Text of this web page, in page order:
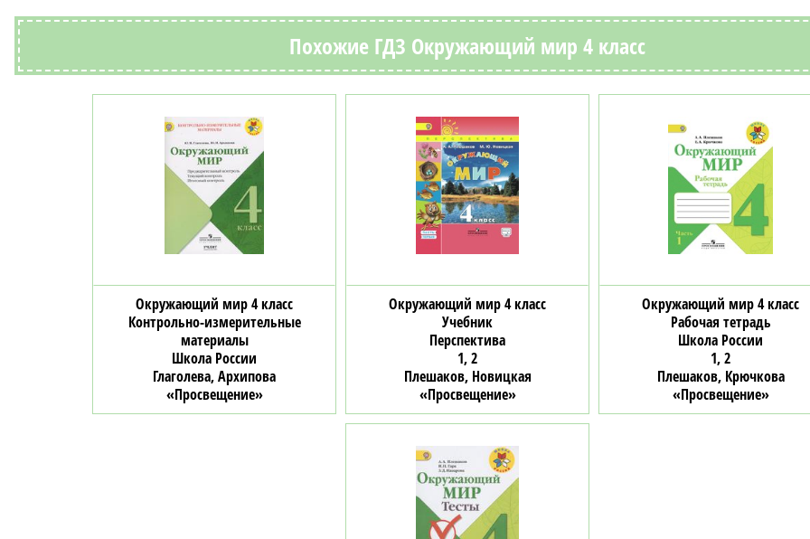
Похожие ГДЗ Окружающий мир 4 класс
Окружающий мир 4 класс
Контрольно-измерительные
материалы
Школа России
Глаголева, Архипова
«Просвещение»
Окружающий мир 4 класс
Учебник
Перспектива
1, 2
Плешаков, Новицкая
«Просвещение»
Окружающий мир 4 класс
Рабочая тетрадь
Школа России
1, 2
Плешаков, Крючкова
«Просвещение»